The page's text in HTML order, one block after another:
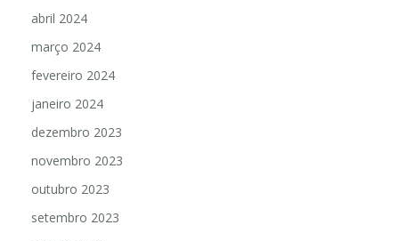
abril 2024
março 2024
fevereiro 2024
janeiro 2024
dezembro 2023
novembro 2023
outubro 2023
setembro 2023